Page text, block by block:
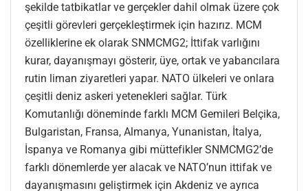
şekilde tatbikatlar ve gerçekler dahil olmak üzere çok
çeşitli görevleri gerçekleştirmek için hazırız. MCM
özelliklerine ek olarak SNMCMG2; İttifak varlığını
kurar, dayanışmayı gösterir, üye, ortak ve yabancılara
rutin liman ziyaretleri yapar. NATO ülkeleri ve onlara
çeşitli deniz askeri yetenekleri sağlar. Türk
Komutanlığı döneminde farklı MCM Gemileri Belçika,
Bulgaristan, Fransa, Almanya, Yunanistan, İtalya,
İspanya ve Romanya gibi müttefikler SNMCMG2’de
farklı dönemlerde yer alacak ve NATO’nun ittifak ve
dayanışmasını geliştirmek için Akdeniz ve ayrıca